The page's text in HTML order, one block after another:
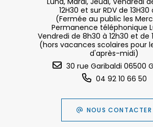
12H30 et sur RDV de 13H30
(Fermée au public les
Permanence téléphonique
Vendredi de 8h30 à 12h30 et de
(hors vacances scolaires pour
d'après-midi)
30 rue Garibaldi 06500
04 92 10 66 50
NOUS CONTACTER